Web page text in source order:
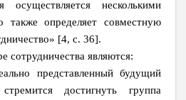
осуществляется несколькими
также определяет совместную
[4, с. 36].
сотрудничества являются:
представленный будущий
достигнуть группа